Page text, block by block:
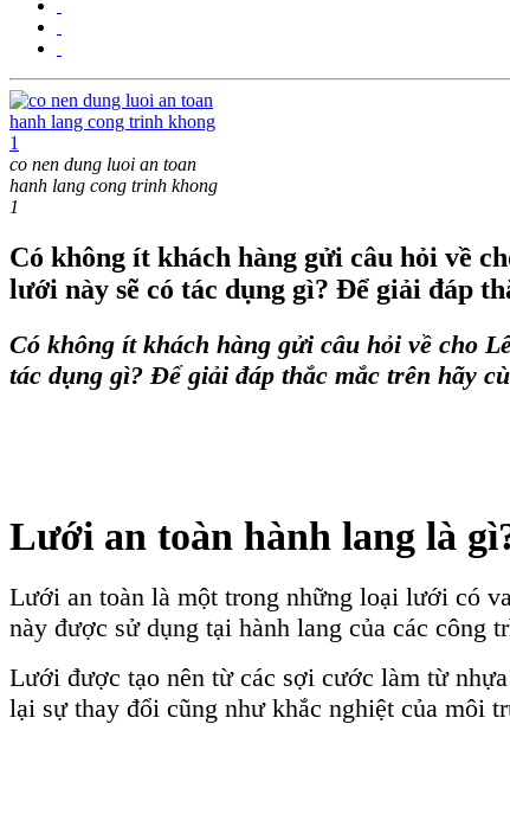
co nen dung luoi an toan
hanh lang cong trinh khong
1
Có không ít khách hàng gửi câu hỏi về
lưới này sẽ có tác dụng gì? Để giải đáp
Có không ít khách hàng gửi câu hỏi về cho
tác dụng gì? Để giải đáp thắc mắc trên hãy
Lưới an toàn hành lang là
Lưới an toàn là một trong những loại lưới có
này được sử dụng tại hành lang của các công
Lưới được tạo nên từ các sợi cước làm từ
lại sự thay đổi cũng như khắc nghiệt của môi